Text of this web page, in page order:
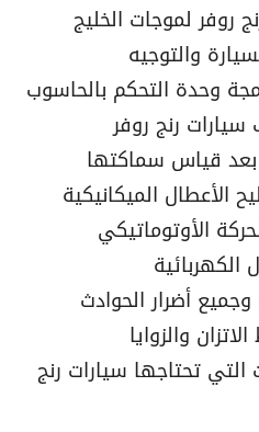
روفر لموجات الخليج
والتوجيه
وحدة التحكم بالحاسوب
رنج روفر
بعد قياس سماكتها
الأعطال الميكانيكية
الأوتوماتيكي
أضرار الحوادث
والزوايا
تحتاجها سيارات رنج